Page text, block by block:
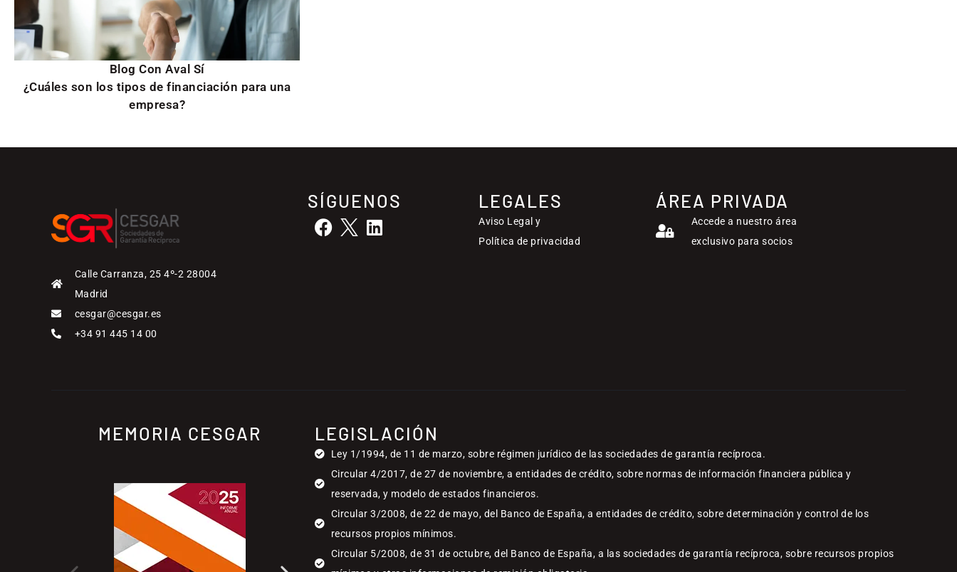
Blog Con Aval Sí
¿Cuáles son los tipos de financiación para una
empresa?
Calle Carranza, 25 4º-2 28004
Madrid
cesgar@cesgar.es
+34 91 445 14 00
SÍGUENOS LEGALES
Aviso Legal y
Política de privacidad
ÁREA PRIVADA
Accede a nuestro área
exclusivo para socios
MEMORIA CESGAR LEGISLACIÓN
Ley 1/1994, de 11 de marzo, sobre régimen jurídico de las sociedades de garantía recíproca.
Circular 4/2017, de 27 de noviembre, a entidades de crédito, sobre normas de información financiera pública y
reservada, y modelo de estados financieros.
Circular 3/2008, de 22 de mayo, del Banco de España, a entidades de crédito, sobre determinación y control de los
recursos propios mínimos.
Circular 5/2008, de 31 de octubre, del Banco de España, a las sociedades de garantía recíproca, sobre recursos propios